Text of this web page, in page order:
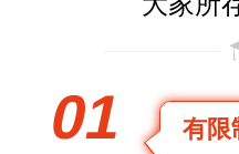
01 有限